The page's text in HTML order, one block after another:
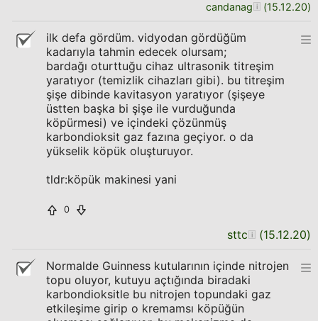
candanag (15.12.20)
ilk defa gördüm. vidyodan gördüğüm
kadarıyla tahmin edecek olursam;
bardağı oturttuğu cihaz ultrasonik titreşim
yaratıyor (temizlik cihazları gibi). bu titreşim
şişe dibinde kavitasyon yaratıyor (şişeye
üstten başka bi şişe ile vurduğunda
köpürmesi) ve içindeki çözünmüş
karbondioksit gaz fazına geçiyor. o da
yükselik köpük oluşturuyor.
tldr:köpük makinesi yani
0
sttc (15.12.20)
Normalde Guinness kutularının içinde nitrojen
topu oluyor, kutuyu açtığında biradaki
karbondioksitle bu nitrojen topundaki gaz
etkileşime girip o kremamsı köpüğün